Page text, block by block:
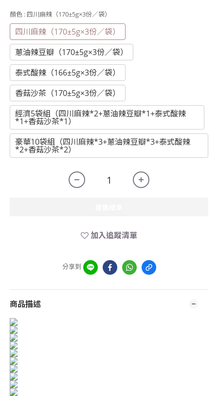
顏色 : 四川麻辣（170±5g×3份／袋）
四川麻辣（170±5g×3份／袋）
蔥油辣豆瓣（170±5g×3份／袋）
泰式酸辣（166±5g×3份／袋）
香菇沙茶（170±5g×3份／袋）
經濟5袋組（四川麻辣*2+蔥油辣豆瓣*1+泰式酸辣
*1+香菇沙茶*1）
豪華10袋組（四川麻辣*3+蔥油辣豆瓣*3+泰式酸辣
*2+香菇沙茶*2）
加入追蹤清單
分享到
商品描述